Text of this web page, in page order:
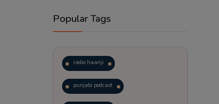
Popular Tags
radio haanji
punjabi podcast